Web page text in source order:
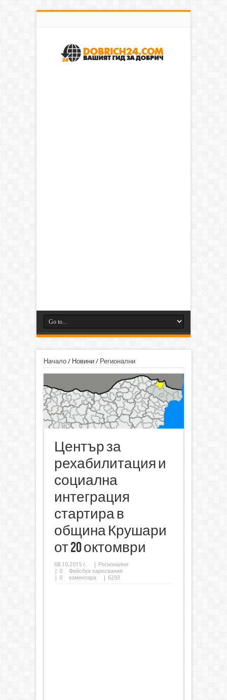
Начало/ Новини/ Регионални
Център за
рехабилитация и
социална
интеграция
стартира в
община Крушари
от 20 октомври
08.10.2015 г.
Регионални
0
Фейсбук харесвания
0 коментара | 6293